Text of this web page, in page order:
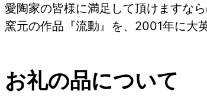
愛陶家の皆様に満足して頂けますな
窯元の作品『流動』を、2001年に
お礼の品について